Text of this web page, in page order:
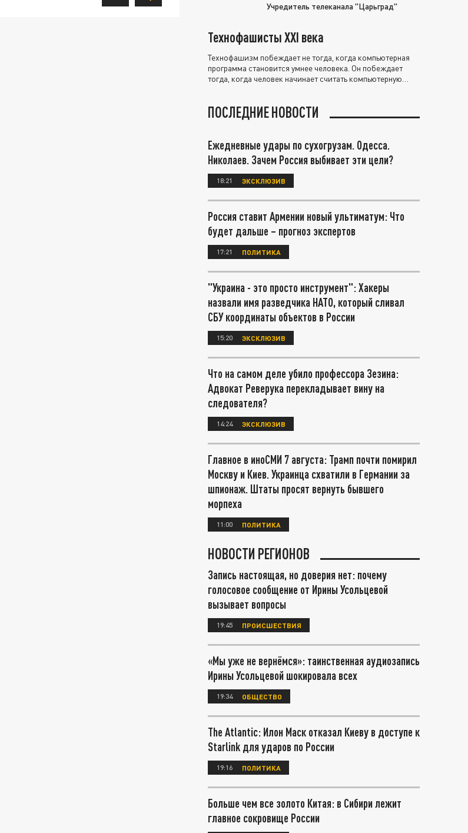
Учредитель телеканала "Царьград"
Технофашисты XXI века
Технофашизм побеждает не тогда, когда компьютерная
программа становится умнее человека. Он побеждает
тогда, когда человек начинает считать компьютерную
ПОСЛЕДНИЕ НОВОСТИ
Ежедневные удары по сухогрузам. Одесса.
Николаев. Зачем Россия выбивает эти цели?
18:21 ЭКСКЛЮЗИВ
Россия ставит Армении новый ультиматум: Что
будет дальше – прогноз экспертов
17:21 ПОЛИТИКА
"Украина - это просто инструмент": Хакеры
назвали имя разведчика НАТО, который сливал
СБУ координаты объектов в России
15:20 ЭКСКЛЮЗИВ
Что на самом деле убило профессора Зезина:
Адвокат Реверука перекладывает вину на
следователя?
14:24 ЭКСКЛЮЗИВ
Главное в иноСМИ 7 августа: Трамп почти помирил
Москву и Киев. Украинца схватили в Германии за
шпионаж. Штаты просят вернуть бывшего
морпеха
11:00 ПОЛИТИКА
НОВОСТИ РЕГИОНОВ
Запись настоящая, но доверия нет: почему
голосовое сообщение от Ирины Усольцевой
вызывает вопросы
19:45 ПРОИСШЕСТВИЯ
«Мы уже не вернёмся»: таинственная аудиозапись
Ирины Усольцевой шокировала всех
19:34 ОБЩЕСТВО
The Atlantic: Илон Маск отказал Киеву в доступе к
Starlink для ударов по России
19:16 ПОЛИТИКА
Больше чем все золото Китая: в Сибири лежит
главное сокровище России